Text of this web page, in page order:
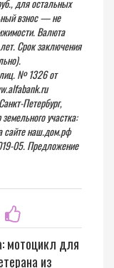
для остальных
взнос — не
Валюта
Срок заключения
№ 1326 от
Петербург,
участка:
сайте наш.дом.рф
05. Предложение
мотоцикл для
из